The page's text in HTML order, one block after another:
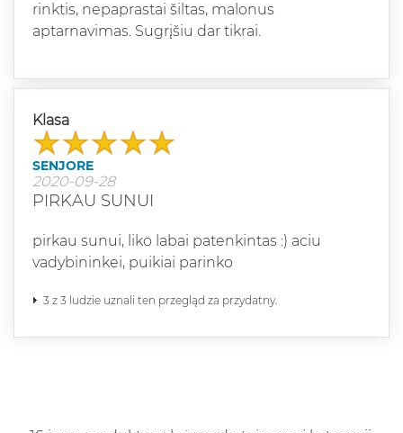
rinktis, nepaprastai šiltas, malonus
aptarnavimas. Sugrįšiu dar tikrai.
Klasa
SENJORE
2020-09-28
PIRKAU SUNUI
pirkau sunui, liko labai patenkintas :) aciu
vadybininkei, puikiai parinko
3 z 3 ludzie uznali ten przegląd za przydatny.